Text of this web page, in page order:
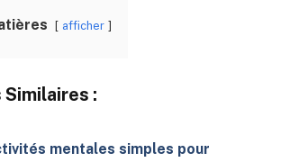
afficher
:
mentales simples pour